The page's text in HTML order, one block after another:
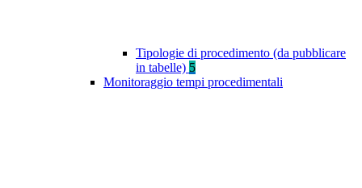
Tipologie di procedimento (da pubblicare
in tabelle) 5
Monitoraggio tempi procedimentali